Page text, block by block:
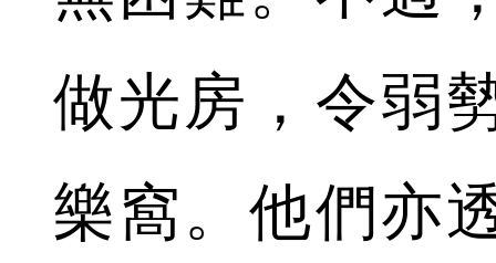
做光房，令弱
樂窩。他們亦